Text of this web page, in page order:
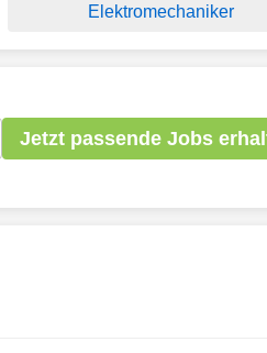
Elektromechaniker
Jetzt passende Jobs